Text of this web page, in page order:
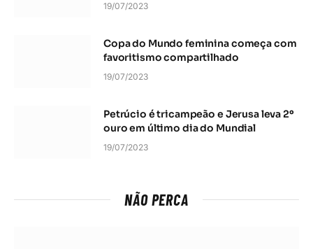
19/07/2023
Copa do Mundo feminina começa com
favoritismo compartilhado
19/07/2023
Petrúcio é tricampeão e Jerusa leva 2º
ouro em último dia do Mundial
19/07/2023
NÃO PERCA